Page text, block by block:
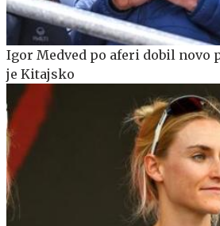
Igor Medved po aferi dobil novo
je Kitajsko